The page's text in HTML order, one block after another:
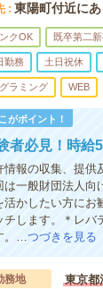
東陽町付近に
クOK 既卒第二
勤務 土日祝休
ラミング WEB
がポイント！
者必見！時給
情報の収集、提供
は一般財団法人向
活かしたい方にお
チします。＊レバ
。…つづきを見る
務地
東京都